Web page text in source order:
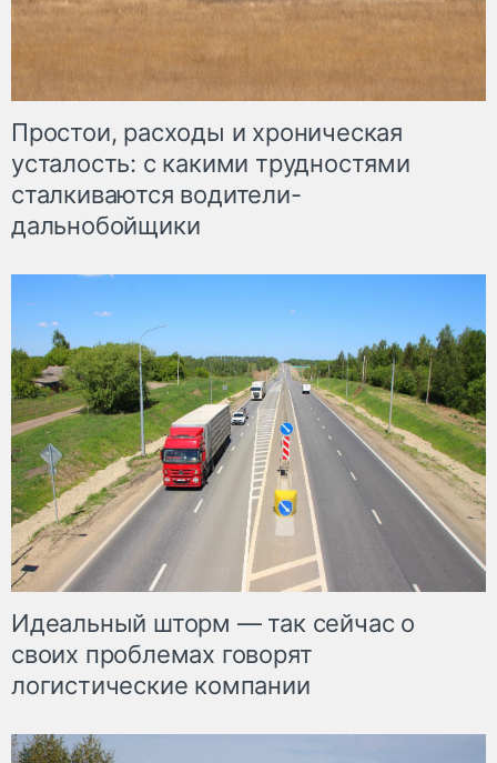
Простои, расходы и хроническая
усталость: с какими трудностями
сталкиваются водители-
дальнобойщики
Идеальный шторм — так сейчас о
своих проблемах говорят
логистические компании